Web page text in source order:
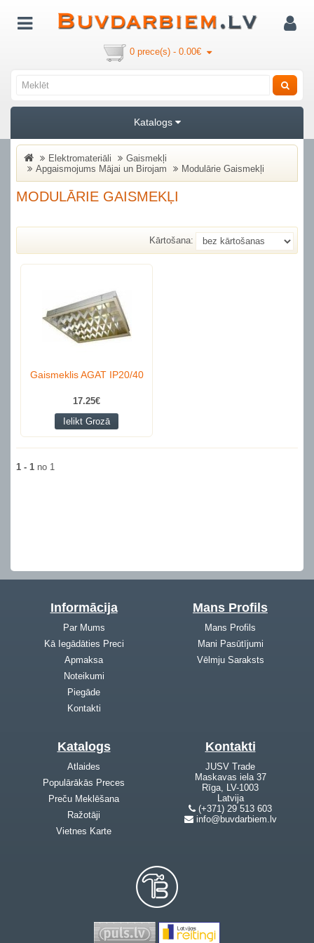
0 prece(s) - 0.00€
Katalogs
Elektromateriāli
Gaismekļi
Apgaismojums Mājai un Birojam
Modulārie Gaismekļi
MODULĀRIE GAISMEKĻI
Kārtošana:
Gaismeklis AGAT IP20/40
17.25€
Ielikt Grozā
1 - 1 no 1
Informācija
Par Mums
Kā Iegādāties Preci
Apmaksa
Noteikumi
Piegāde
Kontakti
Mans Profils
Mans Profils
Mani Pasūtījumi
Vēlmju Saraksts
Katalogs
Atlaides
Populārākās Preces
Preču Meklēšana
Ražotāji
Vietnes Karte
Kontakti
JUSV Trade
Maskavas iela 37
Rīga, LV-1003
Latvija
(+371) 29 513 603
info@buvdarbiem.lv